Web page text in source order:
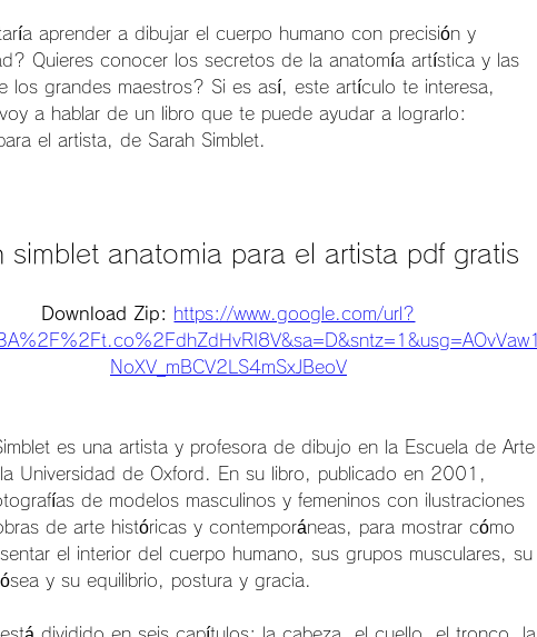
Quieres conocer los secretos de la anatomía artística y las
los grandes maestros? Si es así, este artículo te interesa,
a hablar de un libro que te puede ayudar a lograrlo:
el artista, de Sarah Simblet.
simblet anatomia para el artista pdf gratis
Download Zip: https://www.google.com/url?
NoXV_mBCV2LS4mSxJBeoV
Universidad de Oxford. En su libro, publicado en 2001,
de modelos masculinos y femeninos con ilustraciones
de arte históricas y contemporáneas, para mostrar cómo
el interior del cuerpo humano, sus grupos musculares, su
y su equilibrio, postura y gracia.